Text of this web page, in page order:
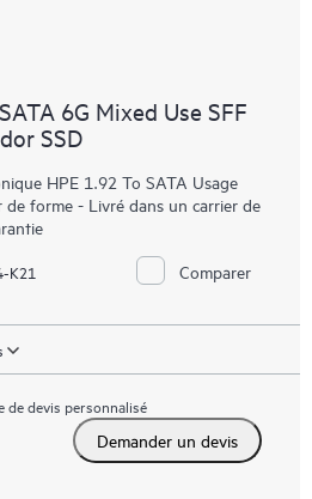
6G Mixed Use SFF
SSD
HPE 1.92 To SATA Usage
forme - Livré dans un carrier de
K21 Comparer
de devis personnalisé
Demander un devis